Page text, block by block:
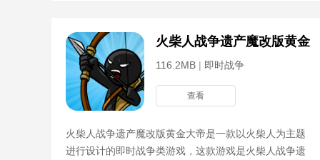
火柴人战争遗产魔改版黄金大
116.2MB | 即时战争
查看
火柴人战争遗产魔改版黄金大帝是一款以火柴人为主题
进行设计的即时战争类游戏，这款游戏是火柴人战争遗